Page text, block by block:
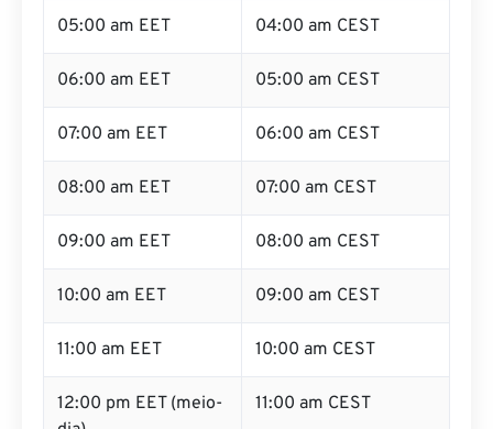
05:00 am EET 04:00 am CEST
06:00 am EET 05:00 am CEST
07:00 am EET 06:00 am CEST
08:00 am EET 07:00 am CEST
09:00 am EET 08:00 am CEST
10:00 am EET 09:00 am CEST
11:00 am EET 10:00 am CEST
12:00 pm EET (meio-
11:00 am CEST